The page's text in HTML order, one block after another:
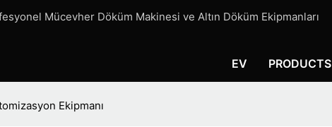
Mücevher Döküm Makinesi ve Altın Döküm Ekipmanları
EV PRODUCTS
Ekipmanı